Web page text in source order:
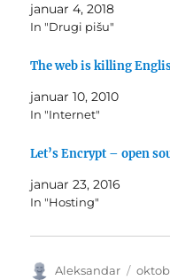
januar 4, 2018
In "Drugi pišu"
The web is killing
januar 10, 2010
In "Internet"
Let’s Encrypt – open
januar 23, 2016
In "Hosting"
Author
Aleksandar